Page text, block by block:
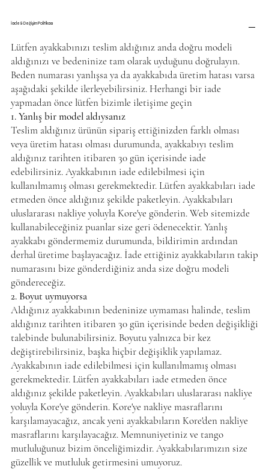
İade & Değişim Politikası
Lütfen ayakkabınızı teslim aldığınız anda doğru modeli
aldığınızı ve bedeninize tam olarak uyduğunu doğrulayın.
Beden numarası yanlışsa ya da ayakkabıda üretim hatası varsa
aşağıdaki şekilde ilerleyebilirsiniz. Herhangi bir iade
yapmadan önce lütfen bizimle iletişime geçin
1. Yanlış bir model aldıysanız
Teslim aldığınız ürünün sipariş ettiğinizden farklı olması
veya üretim hatası olması durumunda, ayakkabıyı teslim
aldığınız tarihten itibaren 30 gün içerisinde iade
edebilirsiniz. Ayakkabının iade edilebilmesi için
kullanılmamış olması gerekmektedir. Lütfen ayakkabıları iade
etmeden önce aldığınız şekilde paketleyin. Ayakkabıları
uluslararası nakliye yoluyla Kore'ye gönderin. Web sitemizde
kullanabileceğiniz puanlar size geri ödenecektir. Yanlış
ayakkabı göndermemiz durumunda, bildirimin ardından
derhal üretime başlayacağız. İade ettiğiniz ayakkabıların takip
numarasını bize gönderdiğiniz anda size doğru modeli
göndereceğiz.
2. Boyut uymuyorsa
Aldığınız ayakkabının bedeninize uymaması halinde, teslim
aldığınız tarihten itibaren 30 gün içerisinde beden değişikliği
talebinde bulunabilirsiniz. Boyutu yalnızca bir kez
değiştirebilirsiniz, başka hiçbir değişiklik yapılamaz.
Ayakkabının iade edilebilmesi için kullanılmamış olması
gerekmektedir. Lütfen ayakkabıları iade etmeden önce
aldığınız şekilde paketleyin. Ayakkabıları uluslararası nakliye
yoluyla Kore'ye gönderin. Kore'ye nakliye masraflarını
karşılamayacağız, ancak yeni ayakkabıların Kore'den nakliye
masraflarını karşılayacağız. Memnuniyetiniz ve tango
mutluluğunuz bizim önceliğimizdir. Ayakkabılarımızın size
güzellik ve mutluluk getirmesini umuyoruz.